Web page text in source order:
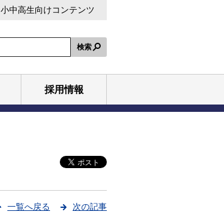
小中高生向けコンテンツ
検索
採用情報
一覧へ戻る 次の記事